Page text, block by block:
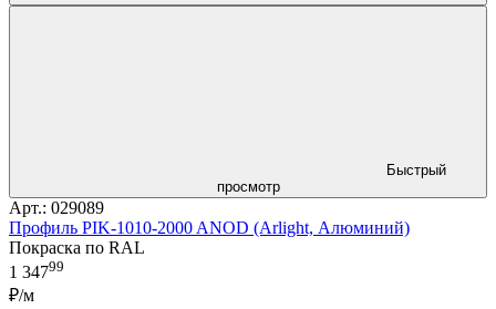
Быстрый
просмотр
Арт.: 029089
Профиль PIK-1010-2000 ANOD (Arlight, Алюминий)
Покраска по RAL
1 34799
₽/м